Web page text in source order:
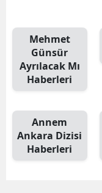
Mehmet
Günsür
Ayrılacak Mı
Haberleri
Annem
Ankara Dizisi
Haberleri